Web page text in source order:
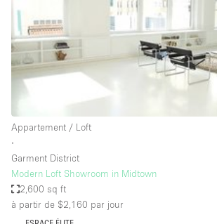
Camion / Fourgon
Commerce
Container
Entrepôt / Espace Stockage / Box
Espace Atypique / Unique
Espace Publicitaire
Espace Événementiel
Appartement / Loft
∙
Garment District
Modern Loft Showroom in Midtown
2,600 sq ft
à partir de $2,160 par jour